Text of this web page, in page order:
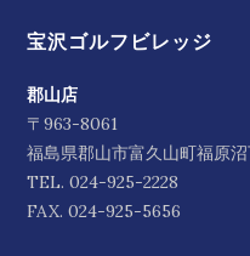
宝沢ゴルフビレッジ
郡山店
〒963-8061
福島県郡山市富久山町福原
TEL.024-925-2228
FAX. 024-925-5656